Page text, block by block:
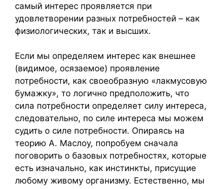
самый интерес проявляется при
удовлетворении разных потребностей – как
физиологических, так и высших.
Если мы определяем интерес как внешнее
(видимое, осязаемое) проявление
потребности, как своеобразную «лакмусовую
бумажку», то логично предположить, что
сила потребности определяет силу интереса,
следовательно, по силе интереса мы можем
судить о силе потребности. Опираясь на
теорию А. Маслоу, попробуем сначала
поговорить о базовых потребностях, которые
есть изначально, как инстинкты, присущие
любому живому организму. Естественно, мы